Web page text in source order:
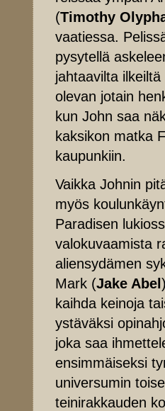
(Timothy
vaatiessa.
pysytellä
jahtaavilta
olevan jotain
kun John saa
kaksikon matka
kaupunkiin.
Vaikka Johnin
myös
Paradisen
valokuvaamista
aliensydämen
Mark (Jake Abel
kaihda keinoja
ystäväksi
joka saa
ensimmäiseksi
universumin
teinirakkauden